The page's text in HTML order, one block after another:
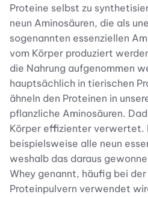
Proteine selbst zu
neun Aminosäuren, die als
sogenannten essenziellen
vom Körper produziert
die Nahrung aufgenommen
hauptsächlich in tierischen
ähneln den Proteinen in
pflanzliche Aminosäuren.
Körper effizienter verwertet.
beispielsweise alle neun
weshalb das daraus
Whey genannt, häufig bei
Proteinpulvern verwendet